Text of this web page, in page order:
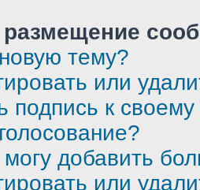
размещение
тему?
или
подпись к
добавить
или